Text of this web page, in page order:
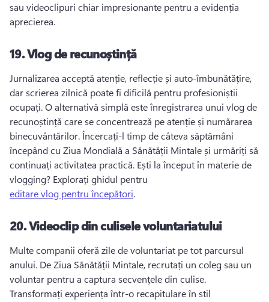
sau videoclipuri chiar impresionante pentru a evidenția
aprecierea.
19.Vlog de recunoștință
Jurnalizarea acceptă atenție, reflecție și auto-îmbunătățire,
dar scrierea zilnică poate fi dificilă pentru profesioniștii
ocupați. O alternativă simplă este înregistrarea unui vlog de
recunoștință care se concentrează pe atenție și numărarea
binecuvântărilor. Încercați-l timp de câteva săptămâni
începând cu Ziua Mondială a Sănătății Mintale și urmăriți să
continuați activitatea practică. Ești la început în materie de
vlogging? Explorați ghidul pentru
editare vlog pentru începători.
20.Videoclip din culisele voluntariatului
Multe companii oferă zile de voluntariat pe tot parcursul
anului. De Ziua Sănătății Mintale, recrutați un coleg sau un
Transformați experiența într-o recapitulare în stil